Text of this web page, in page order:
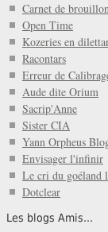
Carnet de
Open Time
Kozeries en
Racontars
Erreur de
Aude dite Orium
Sacrip'Anne
Sister CIA
Yann Orpheus
Envisager l'infinir
Le cri du goéland
Dotclear
Les blogs Amis...